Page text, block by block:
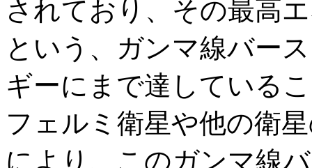
されており、その最高
という、ガンマ線バー
ギーにまで達している
フェルミ衛星や他の衛
により、このガンマ線